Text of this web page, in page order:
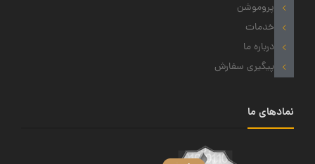
پروموشن
خدمات
درباره ما
پیگیری سفارش
نمادهای ما